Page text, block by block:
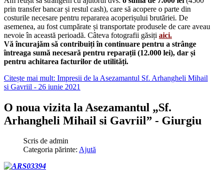
prin transfer bancar și restul cash), care să acopere o parte din
costurile necesare pentru repararea acoperișului brutăriei. De
asemenea, au fost cumpărate și transportate produsele de care aveau
nevoie în această perioadă. Câteva fotografii găsiți aici.
Vă încurajăm să contribuiți în continuare pentru a strânge
întreaga sumă necesară pentru reparații (12.000 lei), dar și
pentru achitarea facturilor de utilități.
Citește mai mult: Impresii de la Asezamantul Sf. Arhangheli Mihail
si Gavriil - 26 iunie 2021
O noua vizita la Asezamantul „Sf.
Arhangheli Mihail si Gavriil” - Giurgiu
Scris de admin
Categoria părinte: Ajută